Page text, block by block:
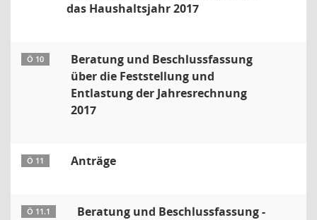
das Haushaltsjahr 2017
Ö 10
Beratung und Beschlussfassung
über die Feststellung und
Entlastung der Jahresrechnung
2017
Ö 11 Anträge
Ö 11.1
Beratung und Beschlussfassung -